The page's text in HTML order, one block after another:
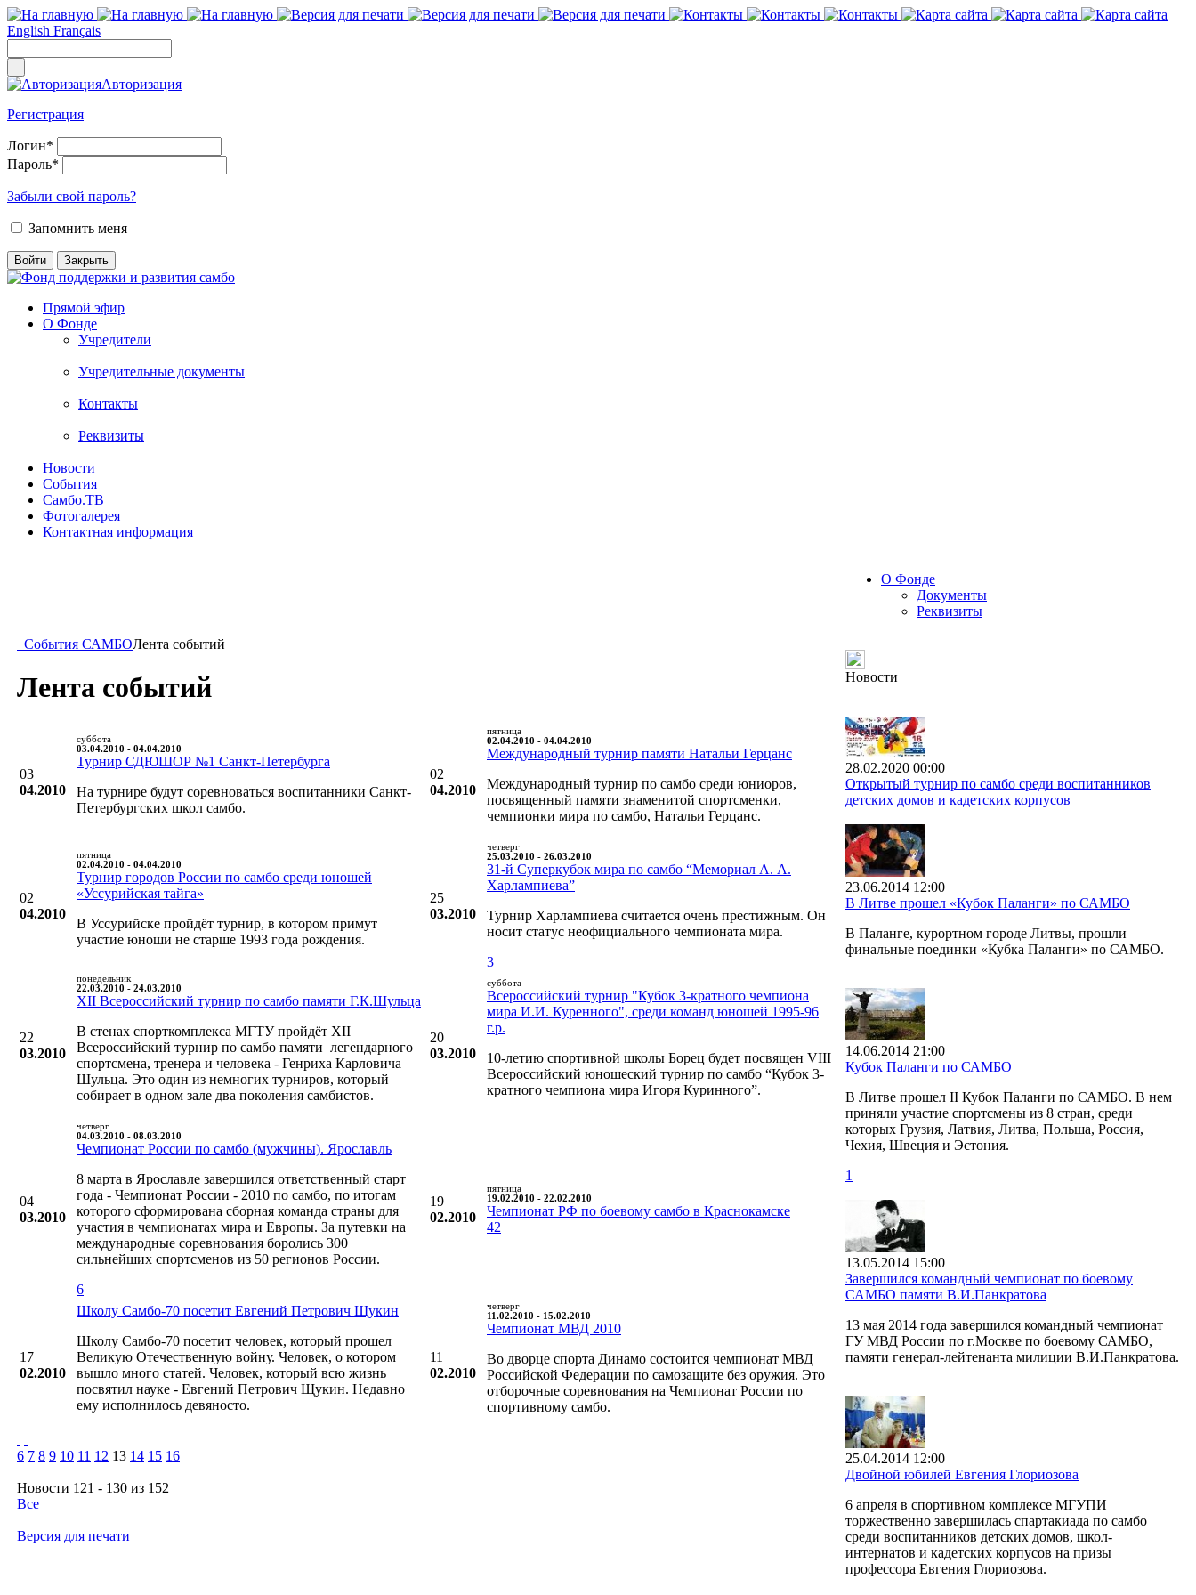
English Français
Авторизация
Регистрация
Логин*
Пароль*
Забыли свой пароль?
Запомнить меня
Прямой эфир
О Фонде
Учредители
Учредительные документы
Контакты
Реквизиты
Новости
События
Самбо.ТВ
Фотогалерея
Контактная информация
События САМБОЛента событий
Лента событий
03
04.2010
суббота
03.04.2010 - 04.04.2010
Турнир СДЮШОР №1 Санкт-Петербурга
На турнире будут соревноваться воспитанники Санкт-
Петербургских школ самбо.
02
04.2010
пятница
02.04.2010 - 04.04.2010
Международный турнир памяти Натальи Герцанс
Международный турнир по самбо среди юниоров,
посвященный памяти знаменитой спортсменки,
чемпионки мира по самбо, Натальи Герцанс.
02
04.2010
пятница
02.04.2010 - 04.04.2010
Турнир городов России по самбо среди юношей
«Уссурийская тайга»
В Уссурийске пройдёт турнир, в котором примут
участие юноши не старше 1993 года рождения.
25
03.2010
четверг
25.03.2010 - 26.03.2010
31-й Суперкубок мира по самбо “Мемориал А. А.
Харлампиева”
Турнир Харлампиева считается очень престижным. Он
носит статус неофициального чемпионата мира.
3
22
03.2010
понедельник
22.03.2010 - 24.03.2010
XII Всероссийский турнир по самбо памяти Г.К.Шульца
В стенах спорткомплекса МГТУ пройдёт XII
Всероссийский турнир по самбо памяти легендарного
спортсмена, тренера и человека - Генриха Карловича
Шульца. Это один из немногих турниров, который
собирает в одном зале два поколения самбистов.
20
03.2010
суббота
Всероссийский турнир "Кубок 3-кратного чемпиона
мира И.И. Куренного", среди команд юношей 1995-96
г.р.
10-летию спортивной школы Борец будет посвящен VIII
Всероссийский юношеский турнир по самбо “Кубок 3-
кратного чемпиона мира Игоря Куринного”.
04
03.2010
четверг
04.03.2010 - 08.03.2010
Чемпионат России по самбо (мужчины). Ярославль
8 марта в Ярославле завершился ответственный старт
года - Чемпионат России - 2010 по самбо, по итогам
которого сформирована сборная команда страны для
участия в чемпионатах мира и Европы. За путевки на
международные соревнования боролись 300
сильнейших спортсменов из 50 регионов России.
6
19
02.2010
пятница
19.02.2010 - 22.02.2010
Чемпионат РФ по боевому самбо в Краснокамске
42
17
02.2010
Школу Cамбо-70 посетит Евгений Петрович Щукин
Школу Cамбо-70 посетит человек, который прошел
Великую Отечественную войну. Человек, о котором
вышло много статей. Человек, который всю жизнь
посвятил науке - Евгений Петрович Щукин. Недавно
ему исполнилось девяносто.
11
02.2010
четверг
11.02.2010 - 15.02.2010
Чемпионат МВД 2010
Во дворце спорта Динамо состоится чемпионат МВД
Российской Федерации по самозащите без оружия. Это
отборочные соревнования на Чемпионат России по
спортивному самбо.
6 7 8 9 10 11 12 13 14 15 16
Новости 121 - 130 из 152
Все
Версия для печати
О Фонде
Документы
Реквизиты
Новости
28.02.2020 00:00
Открытый турнир по самбо среди воспитанников
детских домов и кадетских корпусов
23.06.2014 12:00
В Литве прошел «Кубок Паланги» по САМБО
В Паланге, курортном городе Литвы, прошли
финальные поединки «Кубка Паланги» по САМБО.
14.06.2014 21:00
Кубок Паланги по САМБО
В Литве прошел II Кубок Паланги по САМБО. В нем
приняли участие спортсмены из 8 стран, среди
которых Грузия, Латвия, Литва, Польша, Россия,
Чехия, Швеция и Эстония.
1
13.05.2014 15:00
Завершился командный чемпионат по боевому
САМБО памяти В.И.Панкратова
13 мая 2014 года завершился командный чемпионат
ГУ МВД России по г.Москве по боевому САМБО,
памяти генерал-лейтенанта милиции В.И.Панкратова.
25.04.2014 12:00
Двойной юбилей Евгения Глориозова
6 апреля в спортивном комплексе МГУПИ
торжественно завершилась спартакиада по самбо
среди воспитанников детских домов, школ-
интернатов и кадетских корпусов на призы
профессора Евгения Глориозова.